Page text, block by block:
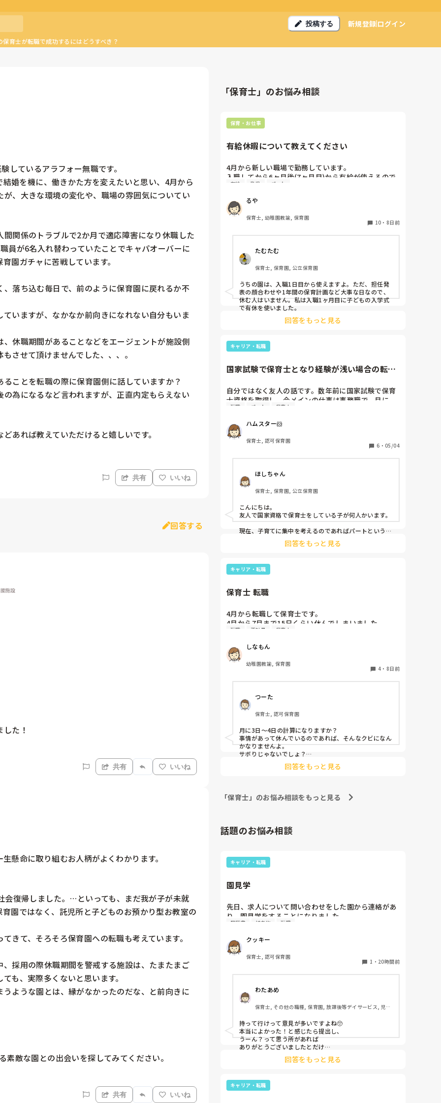
投稿する 新規登録ログイン
保育士が転職で成功するにはどうすべき？
しているアラフォー無職です。
婚を機に、働きかた方を変えたいと思い、4月から
、大きな環境の変化や、職場の雰囲気についてい
関係のトラブルで2か月で適応障害になり休職した
員が6名入れ替わっていたことでキャパオーバーに
園ガチャに苦戦しています。
落ち込む毎日で、前のように保育園に戻れるか不
いますが、なかなか前向きになれない自分もいま
休職期間があることなどをエージェントが施設側
させて頂けませんでした、、、。
ことを転職の際に保育園側に話していますか？
為になるなど言われますが、正直内定もらえない
あれば教えていただけると嬉しいです。
共有 いいね
回答する
施設
た！
共有 いいね
懸命に取り組むお人柄がよくわかります。
復帰しました。…といっても、まだ我が子が未就
園ではなく、託児所と子どものお預かり型お教室の
きて、そろそろ保育園への転職も考えています。
採用の際休職期間を警戒する施設は、たまたまご
も、実際多くないと思います。
ような園とは、縁がなかったのだな、と前向きに
敵な園との出会いを探してみてください。
共有 いいね
「保育士」のお悩み相談
保育・お仕事
有給休暇について教えてください
4月から新しい職場で勤務しています。
入職してから6ヶ月後(7ヶ月目)から有給が使えるので
すが、今4ヶ月。
今までは4ヶ月目から使えていたような？
皆さんのところは新しい職員はいつから有給が使用出
来ますか？
よかったら教えてください。
有給 乳児 パート
るや
保育士, 幼稚園教諭, 保育園
10 ・ 8日前
たむたむ
保育士, 保育園, 公立保育園
うちの園は、入職1日目から使えますよ。ただ、担任発
表の顔合わせや1年間の保育計画など大事な日なので、
休む人はいません。私は入職1ヶ月目に子どもの入学式
で有休を使いました。
回答をもっと見る
キャリア・転職
国家試験で保育士となり経験が浅い場合の転職
自分ではなく友人の話です。数年前に国家試験で保育
士資格を取得し、今メインの仕事は事務職で、月に
１〜2回登録制の保育士の仕事をしています。今後は
が凄く浅いことや小学1年生の子育て中なのでいきな
り保育メインにすることも不安な様子です。小規模園
か放課後等デイサービスのパートからはじめて数年後
に正職員になりたいそうですが、もし皆さんが同じ立
代前半です
転職 パート 保育士
ハムスター🐹
保育士, 認可保育園
6 ・ 05/04
ほしちゃん
保育士, 保育園, 公立保育園
こんにちは。
友人で国家資格で保育士をしている子が何人かいます。
現在、子育てに集中を考えるのであればパートという枠
でさまざまな園を知りつつ、働くことが良いのではない
かと思います。正直職場は合う合わないがあるかと思い
えるよりも、パートであるならば転職もしやすいかと思
います。
回答をもっと見る
キャリア・転職
保育士 転職
4月から転職して保育士です。
4月から7月まで15日くらい休んでしまいました。
同じクラスの先生いるのですが、いい気しないと思い
すかね？
転職 正社員 保育士
しなもん
幼稚園教諭, 保育園
4 ・ 8日前
つーた
保育士, 認可保育園
月に3日〜4日の計算になりますか？
事情があって休んでいるのであれば、そんなクビになん
かなりませんよ。
サボりじゃないでしょ？
同じクラスの先生が、もしも今後、いい気がしないと言
じて謝るなりすればいいと思います。
もしまた、休むことがありそうならば、事前に話してお
くことも大事かと。
デマがいつのまにか事実のようになってしまうのは、人
間の思い込みの度合いによるものです。
回答をもっと見る
「保育士」のお悩み相談をもっと見る
話題のお悩み相談
キャリア・転職
園見学
先日、求人について問い合わせをした園から連絡があ
り、園見学をすることになりました。
私としては求人に応募したという認識ですが、『園見
物について質問しましたが、見学なので特にありませ
んとのこと
このような場合は本当に見学だけで終了なのでしょう
それとも、やはり履歴書や職務経歴書を持参した方が
良いのでしょうか？
履歴書 持ち物 転職
クッキー
保育士, 認可保育園
1 ・ 20時間前
わたあめ
保育士, その他の職種, 保育園, 放課後等デイサービス, 児童
持って行けって意見が多いですよね🥺
本当によかった！と感じたら提出し、
うーん？って思う所があれば
ありがとうございましたとだけ
伝えて個人情報の履歴書は渡さず帰ります🥺！
回答をもっと見る
キャリア・転職